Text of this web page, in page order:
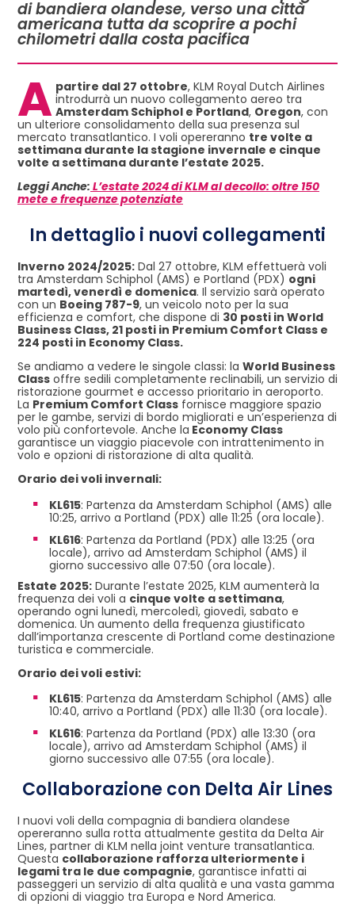
di bandiera olandese, verso una città
americana tutta da scoprire a pochi
chilometri dalla costa pacifica
A partire dal 27 ottobre, KLM Royal Dutch Airlines
introdurrà un nuovo collegamento aereo tra
Amsterdam Schiphol e Portland, Oregon, con
un ulteriore consolidamento della sua presenza sul
mercato transatlantico. I voli opereranno tre volte a
settimana durante la stagione invernale e cinque
volte a settimana durante l’estate 2025.
Leggi Anche: L’estate 2024 di KLM al decollo: oltre 150
mete e frequenze potenziate
In dettaglio i nuovi collegamenti
Inverno 2024/2025: Dal 27 ottobre, KLM effettuerà voli
tra Amsterdam Schiphol (AMS) e Portland (PDX) ogni
martedì, venerdì e domenica. Il servizio sarà operato
con un Boeing 787-9, un veicolo noto per la sua
efficienza e comfort, che dispone di 30 posti in World
Business Class, 21 posti in Premium Comfort Class e
224 posti in Economy Class.
Se andiamo a vedere le singole classi: la World Business
Class offre sedili completamente reclinabili, un servizio di
ristorazione gourmet e accesso prioritario in aeroporto.
La Premium Comfort Class fornisce maggiore spazio
per le gambe, servizi di bordo migliorati e un’esperienza di
volo più confortevole. Anche la Economy Class
garantisce un viaggio piacevole con intrattenimento in
volo e opzioni di ristorazione di alta qualità.
Orario dei voli invernali:
KL615: Partenza da Amsterdam Schiphol (AMS) alle
10:25, arrivo a Portland (PDX) alle 11:25 (ora locale).
KL616: Partenza da Portland (PDX) alle 13:25 (ora
locale), arrivo ad Amsterdam Schiphol (AMS) il
giorno successivo alle 07:50 (ora locale).
Estate 2025: Durante l’estate 2025, KLM aumenterà la
frequenza dei voli a cinque volte a settimana,
operando ogni lunedì, mercoledì, giovedì, sabato e
domenica. Un aumento della frequenza giustificato
dall’importanza crescente di Portland come destinazione
turistica e commerciale.
Orario dei voli estivi:
KL615: Partenza da Amsterdam Schiphol (AMS) alle
10:40, arrivo a Portland (PDX) alle 11:30 (ora locale).
KL616: Partenza da Portland (PDX) alle 13:30 (ora
locale), arrivo ad Amsterdam Schiphol (AMS) il
giorno successivo alle 07:55 (ora locale).
Collaborazione con Delta Air Lines
I nuovi voli della compagnia di bandiera olandese
opereranno sulla rotta attualmente gestita da Delta Air
Lines, partner di KLM nella joint venture transatlantica.
Questa collaborazione rafforza ulteriormente i
legami tra le due compagnie, garantisce infatti ai
passeggeri un servizio di alta qualità e una vasta gamma
di opzioni di viaggio tra Europa e Nord America.